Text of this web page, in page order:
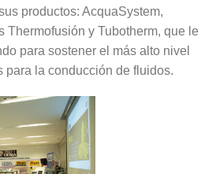
productos: AcquaSystem,
Thermofusión y Tubotherm, que le
para sostener el más alto nivel
para la conducción de fluidos.